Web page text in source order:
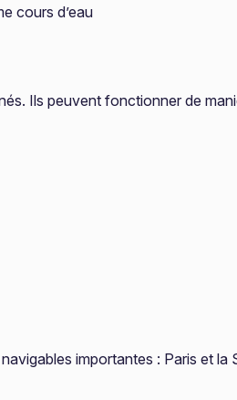
cours d’eau
Ils peuvent fonctionner de
importantes : Paris et la